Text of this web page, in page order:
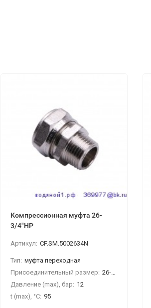
Компрессионная муфта 26-
3/4"НР
Артикул: CF.SM.5002634N
Тип: муфта переходная
Присоединительный размер: 26-3/4"НР
Давление (max), бар: 12
t (max), °С: 95